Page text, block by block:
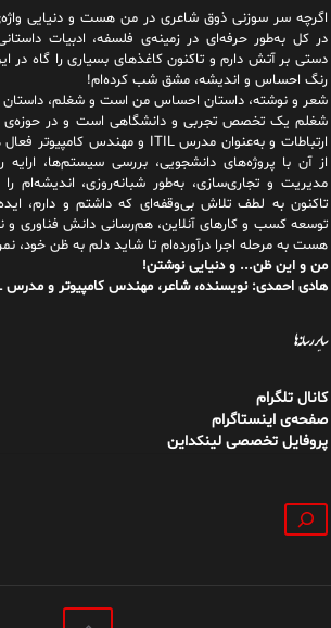
اگرچه سر سوزنی ذوق شاعری در من هست و دنیایی
در کل به‌طور حرفه‌ای در زمینه‌ی فلسفه، ادبیات
دستی بر آتش دارم و تاکنون کاغذهای بسیاری را گاه در
رنگ احساس و اندیشه، مشق شب کرده‌ام!
شعر و نوشته، داستان احساس من است و شغلم،
شغلم یک تخصص تجربی و دانشگاهی است و در حوزه‌ی
از آن با پروژه‌های دانشجویی، بررسی سیستم‌ها، ارایه
مدیریت و تجاری‌سازی، به‌طور شبانه‌روزی، اندیشه‌ام
تاکنون به لطف تلاش بی‌وقفه‌ای که داشتم و دارم،
توسعه کسب و کارهای آنلاین، هم‌رسانی دانش فناوری و
هست به مرحله اجرا درآورده‌ام تا شاید دلم به ظن خود،
من و این ظن... و دنیایی نوشتن!
هادی احمدی: نویسنده، شاعر، مهندس کامپیوتر و مدرس ITIL.
سایر رسانه‌ها
کانال تلگرام
صفحه‌ی اینستاگرام
پروفایل تخصصی لینکداین
جستجو